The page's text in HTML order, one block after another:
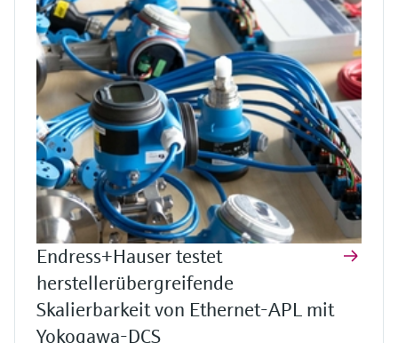
Endress+Hauser testet
herstellerübergreifende
Skalierbarkeit von Ethernet-APL mit
Yokogawa-DCS